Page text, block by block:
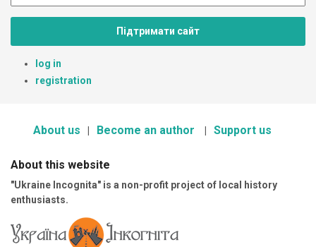
Підтримати сайт
log in
registration
About us Become an author Support us
About this website
"Ukraine Incognita" is a non-profit project of local history
enthusiasts.